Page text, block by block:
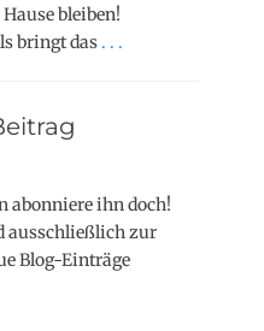
bleiben!
bringt das . . .
abonniere ihn doch!
ausschließlich zur
Blog-Einträge